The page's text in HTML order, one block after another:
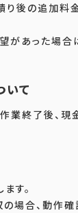
り後の追加料
があった場合
いて
業終了後、現
す。
場合、動作確